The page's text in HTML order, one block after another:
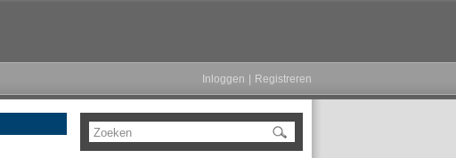
Inloggen Registreren
Zoeken